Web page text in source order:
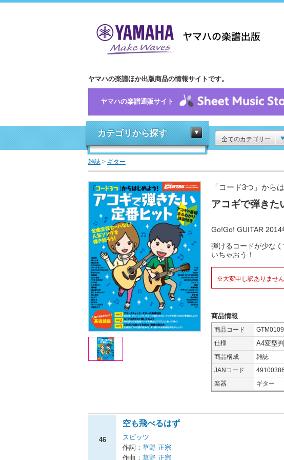
ヤマハの楽譜ほか出版商品の情報サイトです。
ヤマハの楽譜通販サイト
カテゴリから探す
全てのカテゴリー
雑誌 > ギター
「コード3つ」から
アコギで弾きた
Go!Go! GUITAR 2014
弾けるコードが少な
いちゃおう！
※大変申し訳ありませ
商品情報
商品コード
仕様
A4変型
商品構成
雑誌
JANコード
楽器
ギター
46
空も飛べるはず
スピッツ
作詞： 草野 正宗
作曲： 草野 正宗